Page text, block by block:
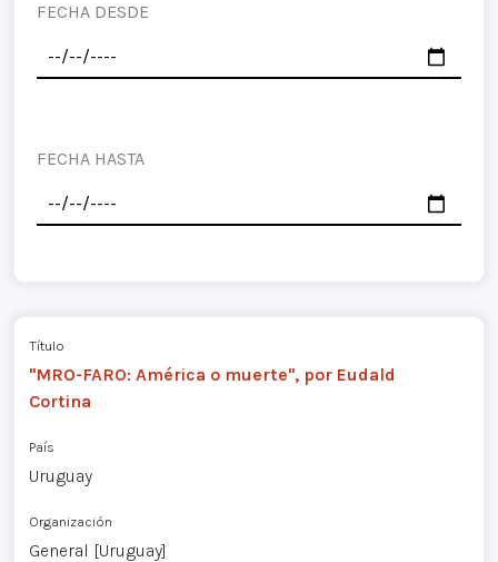
FECHA DESDE
FECHA HASTA
Título
"MRO-FARO: América o muerte", por Eudald
Cortina
País
Uruguay
Organización
General [Uruguay]